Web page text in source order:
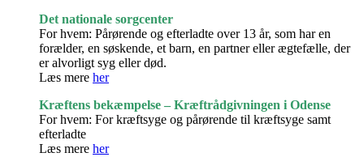
Det nationale sorgcenter
For hvem: Pårørende og efterladte over 13 år, som har en
forælder, en søskende, et barn, en partner eller ægtefælle, der
er alvorligt syg eller død.
Læs mere her
Kræftens bekæmpelse – Kræftrådgivningen i Odense
For hvem: For kræftsyge og pårørende til kræftsyge samt
efterladte
Læs mere her